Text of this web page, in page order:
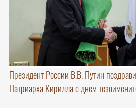
Президент России В.В. Путин
Патриарха Кирилла с днем